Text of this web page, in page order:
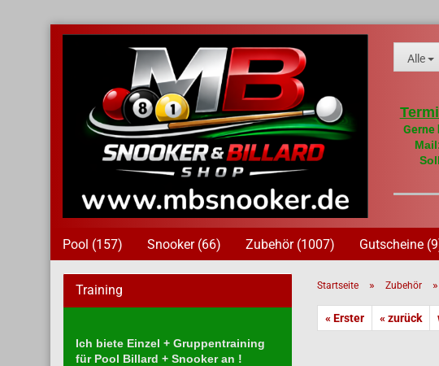
Alle
Gerne
Pool (157) Snooker (66) Zubehör (1007) Gutscheine
Startseite » Zubehör »
« Erster « zurück
Training
Ich biete Einzel + Gruppentraining
für Pool Billard + Snooker an !